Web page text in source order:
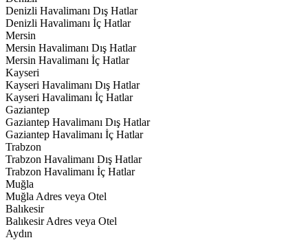
Denizli Havalimanı Dış Hatlar
Denizli Havalimanı İç Hatlar
Mersin
Mersin Havalimanı Dış Hatlar
Mersin Havalimanı İç Hatlar
Kayseri
Kayseri Havalimanı Dış Hatlar
Kayseri Havalimanı İç Hatlar
Gaziantep
Gaziantep Havalimanı Dış Hatlar
Gaziantep Havalimanı İç Hatlar
Trabzon
Trabzon Havalimanı Dış Hatlar
Trabzon Havalimanı İç Hatlar
Muğla
Muğla Adres veya Otel
Balıkesir
Balıkesir Adres veya Otel
Aydın